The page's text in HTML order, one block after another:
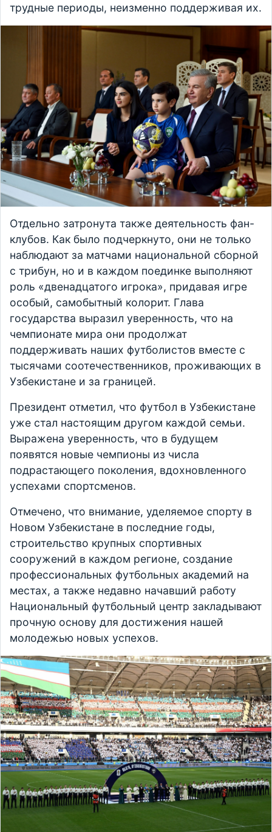
трудные периоды, неизменно поддерживая их.
Отдельно затронута также деятельность фан-
клубов. Как было подчеркнуто, они не только
наблюдают за матчами национальной сборной
с трибун, но и в каждом поединке выполняют
роль «двенадцатого игрока», придавая игре
особый, самобытный колорит. Глава
государства выразил уверенность, что на
чемпионате мира они продолжат
поддерживать наших футболистов вместе с
тысячами соотечественников, проживающих в
Узбекистане и за границей.
Президент отметил, что футбол в Узбекистане
уже стал настоящим другом каждой семьи.
Выражена уверенность, что в будущем
появятся новые чемпионы из числа
подрастающего поколения, вдохновленного
успехами спортсменов.
Отмечено, что внимание, уделяемое спорту в
Новом Узбекистане в последние годы,
строительство крупных спортивных
сооружений в каждом регионе, создание
профессиональных футбольных академий на
местах, а также недавно начавший работу
Национальный футбольный центр закладывают
прочную основу для достижения нашей
молодежью новых успехов.